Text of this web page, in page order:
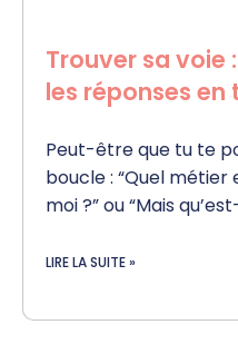
Trouver sa voie
les réponses en
Peut-être que tu te
boucle : “Quel
moi ?” ou “Mais
LIRE LA SUITE »